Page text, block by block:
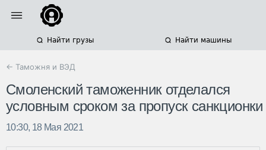
Найти грузы Найти машины
← Таможня и ВЭД
Смоленский таможенник отделался
условным сроком за пропуск санкционки
10:30, 18 Мая 2021